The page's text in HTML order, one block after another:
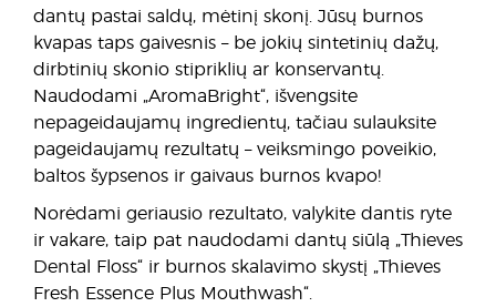
dantų pastai saldų, mėtinį skonį. Jūsų burnos
kvapas taps gaivesnis – be jokių sintetinių dažų,
dirbtinių skonio stipriklių ar konservantų.
Naudodami „AromaBright“, išvengsite
nepageidaujamų ingredientų, tačiau sulauksite
pageidaujamų rezultatų – veiksmingo poveikio,
baltos šypsenos ir gaivaus burnos kvapo!
Norėdami geriausio rezultato, valykite dantis ryte
ir vakare, taip pat naudodami dantų siūlą „Thieves
Dental Floss“ ir burnos skalavimo skystį „Thieves
Fresh Essence Plus Mouthwash“.